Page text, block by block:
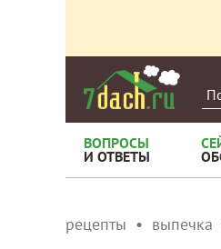
ВОПРОСЫ
И ОТВЕТЫ
рецепты выпечка